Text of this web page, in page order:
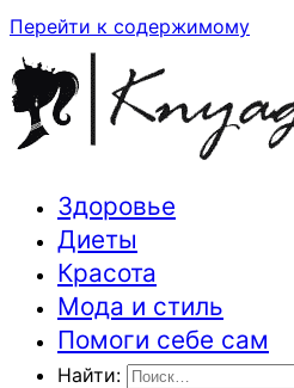
Перейти к содержимому
Траектория здоровья
Здоровье
Диеты
Красота
Мода и стиль
Помоги себе сам
Найти: